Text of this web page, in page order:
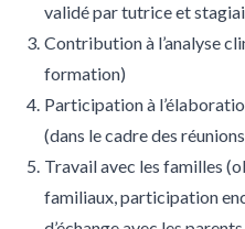
validé par tutrice et
Contribution à l’analyse
formation)
Participation à
(dans le cadre des
Travail avec les familles
familiaux, participation